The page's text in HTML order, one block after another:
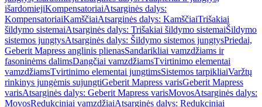
išardomiejiKompensatoriaiAtsarginės dalys:
KompensatoriaiKamščiaiAtsarginės dalys: KamščiaiTrišakiai
šildymo sistemaiAtsarginės dalys: Trišakiai šildymo sistemaiŠildymo
sistemos jungtysAtsarginės dalys: Šildymo sistemos jungtysPriedai,
Geberit Mapress anglinis plienasSandarikliai vamzdžiams ir
fasoninėms dalimsDangčiai vamzdžiamsTvirtinimo elementai
vamzdžiamsTvirtinimo elementai jungtimsSistemos tarpikliaiVaržtų
rinkinys jungėmis sujungtiGeberit Mapress varisGeberit Mapress
varisAtsarginės dalys: Geberit Mapress varisMovosAtsarginės dalys:
MovosRedukciniai vamzdžiaiAtsarginės dalys: Redukciniai